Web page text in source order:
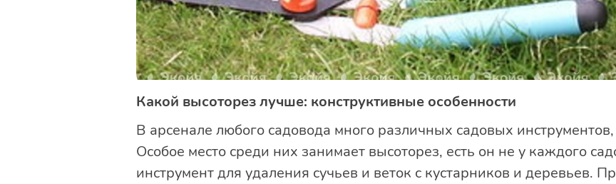
Какой высоторез лучше: конструктивные особенности
В арсенале любого садовода много различных садовых
Особое место среди них занимает высоторез, есть он не у каждого
инструмент для удаления сучьев и веток с кустарников и деревьев.